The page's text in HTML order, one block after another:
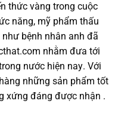
thức vàng trong cuộc
năng, mỹ phẩm thấu
như bệnh nhân anh đã
nhằm đưa tới
nước hiện nay. Với
những sản phẩm tốt
xứng đáng được nhận .